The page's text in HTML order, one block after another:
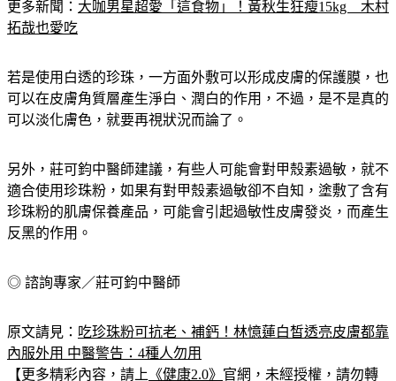
更多新聞： 大咖男星超愛「這食物」！黃秋生狂瘦15kg　木村
拓哉也愛吃
若是使用白透的珍珠，一方面外敷可以形成皮膚的保護膜，也
可以在皮膚角質層產生淨白、潤白的作用，不過，是不是真的
可以淡化膚色，就要再視狀況而論了。
另外，莊可鈞中醫師建議，有些人可能會對甲殼素過敏，就不
適合使用珍珠粉 ，如果有對甲殼素過敏卻不自知，塗敷了含有
珍珠粉的肌膚保養產品，可能會引起過敏性皮膚發炎，而產生
反黑的作用。
◎ 諮詢專家／莊可鈞中醫師
原文請見： 吃珍珠粉可抗老、補鈣！林憶蓮白皙透亮皮膚都靠
內服外用 中醫警告：4種人勿用
【更多精彩內容，請上 《健康2.0》 官網，未經授權，請勿轉